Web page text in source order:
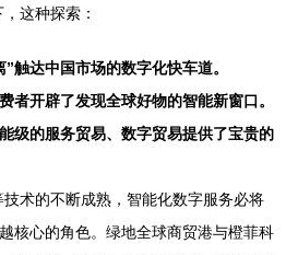
这种探索：
触达中国市场的数字化快车道。
者开辟了发现全球好物的智能新窗口。
级的服务贸易、数字贸易提供了宝贵的
术的不断成熟，智能化数字服务必将
核心的角色。绿地全球商贸港与橙菲科